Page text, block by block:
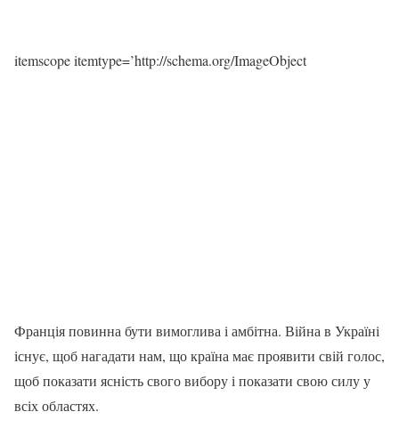
itemscope itemtype=’http://schema.org/ImageObject
Франція повинна бути вимоглива і амбітна. Війна в Україні
існує, щоб нагадати нам, що країна має проявити свій голос,
щоб показати ясність свого вибору і показати свою силу у
всіх областях.